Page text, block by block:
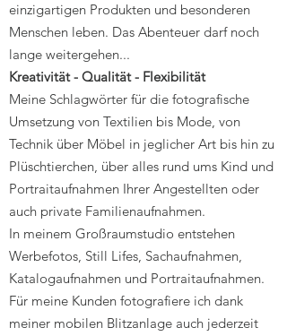
einzigartigen Produkten und besonderen
Menschen leben. Das Abenteuer darf noch
lange weitergehen...
Kreativität - Qualität - Flexibilität
Meine Schlagwörter für die fotografische
Umsetzung von Textilien bis Mode, von
Technik über Möbel in jeglicher Art bis hin zu
Plüschtierchen, über alles rund ums Kind und
Portraitaufnahmen Ihrer Angestellten oder
auch private Familienaufnahmen.
In meinem Großraumstudio entstehen
Werbefotos, Still Lifes, Sachaufnahmen,
Katalogaufnahmen und Portraitaufnahmen.
Für meine Kunden fotografiere ich dank
meiner mobilen Blitzanlage auch jederzeit